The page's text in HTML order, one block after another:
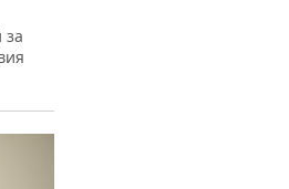
за